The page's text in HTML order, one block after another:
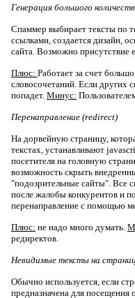
Генерация большого
Спаммер выбирает тексты по
ссылками, создается дизайн,
сайта. Возможно присутствие
Плюс: Работает за счет
словосочетаний. Если других
попадет. Минус:
Перенаправление (redirect)
На дорвейную страницу,
текстах, устанавливают
посетителя на головную
возможность скрыть
"подозрительные сайты". Все
после жалобы конкурентов и
перенаправление с помощью
Плюс: не надо много думать.
редиректов.
Невидимые тексты на
Обычно используется, если
предназначена для